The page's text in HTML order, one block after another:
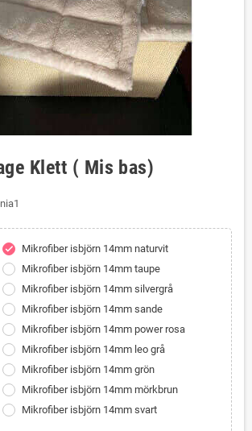
Klett ( Mis bas)
check
Mikrofiber isbjörn 14mm naturvit
Mikrofiber isbjörn 14mm taupe
Mikrofiber isbjörn 14mm silvergrå
Mikrofiber isbjörn 14mm sande
Mikrofiber isbjörn 14mm power rosa
Mikrofiber isbjörn 14mm leo grå
Mikrofiber isbjörn 14mm grön
Mikrofiber isbjörn 14mm mörkbrun
Mikrofiber isbjörn 14mm svart